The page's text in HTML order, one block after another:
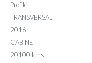
Profilé
TRANSVERSAL
2016
CABINE
20100 kms